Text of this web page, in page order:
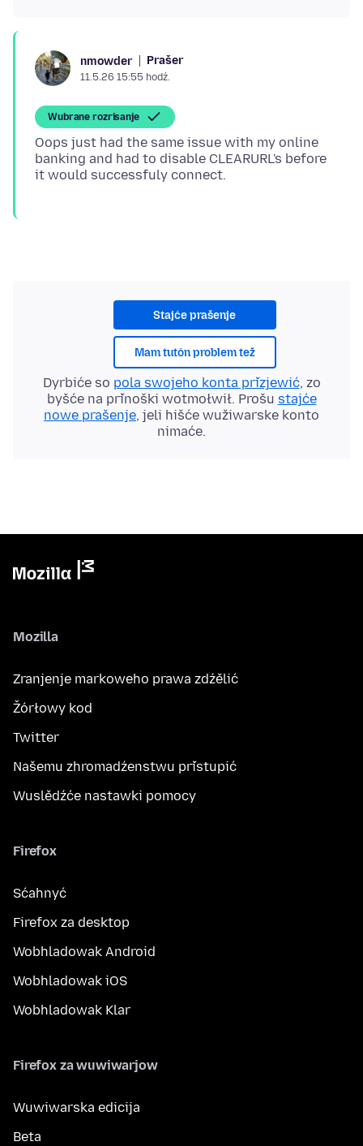
nmowder Prašer
11.5.26 15:55 hodź.
Wubrane rozrisanje
Oops just had the same issue with my online
banking and had to disable CLEARURL's before
Stajće prašenje
Mam tutón problem tež
Dyrbiće so pola swojeho konta přizjewić, zo
byšće na přinoški wotmołwił. Prošu stajće
nowe prašenje, jeli hišće wužiwarske konto
nimaće.
Mozilla
Zranjenje markoweho prawa zdźělić
Žórłowy kod
Twitter
Našemu zhromadźenstwu přistupić
Wuslědźće nastawki pomocy
Firefox
Sćahnyć
Firefox za desktop
Wobhladowak Android
Wobhladowak iOS
Wobhladowak Klar
Firefox za wuwiwarjow
Wuwiwarska edicija
Beta